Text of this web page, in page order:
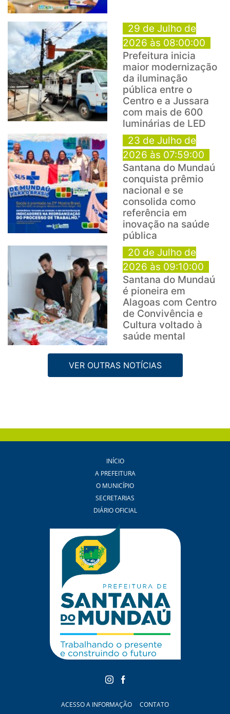
29 de Julho de
2026 às 08:00:00
Prefeitura inicia
maior modernização
da iluminação
pública entre o
Centro e a Jussara
com mais de 600
luminárias de LED
23 de Julho de
2026 às 07:59:00
Santana do Mundaú
conquista prêmio
nacional e se
consolida como
referência em
inovação na saúde
pública
20 de Julho de
2026 às 09:10:00
Santana do Mundaú
é pioneira em
Alagoas com Centro
de Convivência e
Cultura voltado à
saúde mental
VER OUTRAS NOTÍCIAS
INÍCIO
A PREFEITURA
O MUNICÍPIO
SECRETARIAS
DIÁRIO OFICIAL
ACESSO A INFORMAÇÃO CONTATO